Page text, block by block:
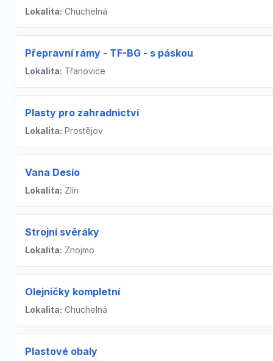
Lokalita: Chuchelná
Přepravní rámy - TF-BG - s páskou
Lokalita: Třanovice
Plasty pro zahradnictví
Lokalita: Prostějov
Vana Desío
Lokalita: Zlín
Strojní svěráky
Lokalita: Znojmo
Olejničky kompletní
Lokalita: Chuchelná
Plastové obaly